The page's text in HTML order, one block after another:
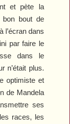
et pète la
bout de
l’écran dans
par faire le
dans le
n’était plus.
optimiste et
de Mandela
ses
races, les